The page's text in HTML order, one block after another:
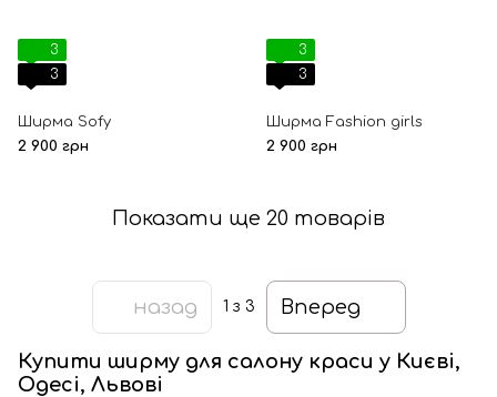
3
3
Ширма Sofy
2 900 грн
3
3
Ширма Fashion girls
2 900 грн
Показати ще 20 товарів
назад 1 з 3 Вперед
Купити ширму для салону краси у Києві,
Одесі, Львові